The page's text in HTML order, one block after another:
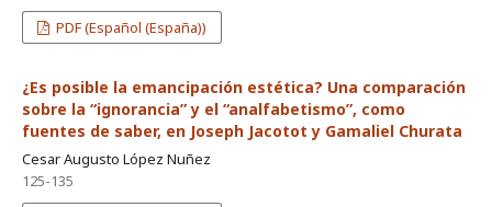
PDF (Español (España))
¿Es posible la emancipación estética? Una comparación
sobre la “ignorancia” y el “analfabetismo”, como
fuentes de saber, en Joseph Jacotot y Gamaliel Churata
Cesar Augusto López Nuñez
125-135